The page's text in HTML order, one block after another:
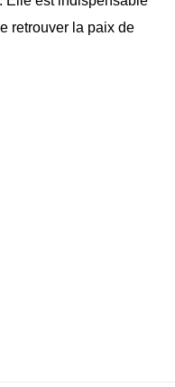
retrouver la paix de